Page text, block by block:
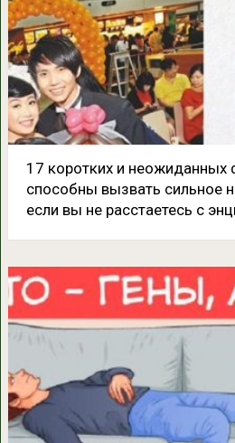
17 коротких и неожиданных
способны вызвать сильное
если вы не расстаетесь с